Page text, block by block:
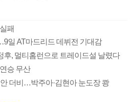
패
일 AT마드리드 데뷔전 기대감
후, 멀티홈런으로 트레이드설 날렸다
승 무산
더비…박주아·김현아 눈도장 쾅